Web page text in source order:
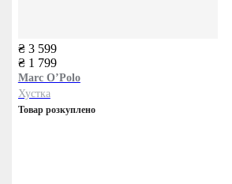
₴ 3 599
₴ 1 799
Marc O’Polo
Хустка
Товар розкуплено